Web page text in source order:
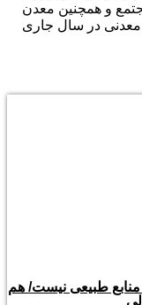
و همچنین معدن
معدنی در سال جاری
طبیعی نیست/ هم